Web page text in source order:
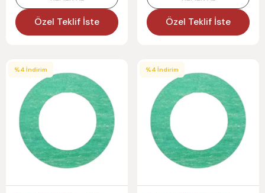
Özel Teklif İste Özel Teklif İste
%4 İndirim %4 İndirim